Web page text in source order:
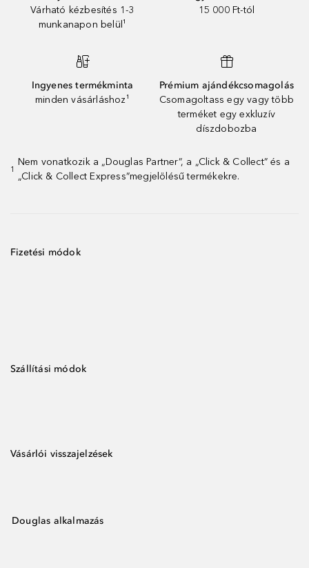
Várható kézbesítés 1-3
munkanapon belül¹
15 000 Ft-tól
Ingyenes termékminta
minden vásárláshoz¹
Prémium ajándékcsomagolás
Csomagoltass egy vagy több
terméket egy exkluzív
díszdobozba
1
Nem vonatkozik a „Douglas Partner”, a „Click & Collect” és a
„Click & Collect Express”megjelölésű termékekre.
Fizetési módok
Szállítási módok
Vásárlói visszajelzések
Douglas alkalmazás